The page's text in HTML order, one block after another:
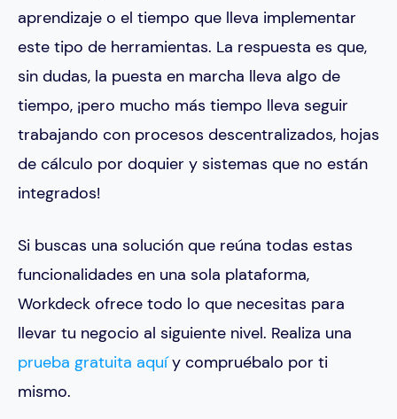
aprendizaje o el tiempo que lleva implementar
este tipo de herramientas. La respuesta es que,
sin dudas, la puesta en marcha lleva algo de
tiempo, ¡pero mucho más tiempo lleva seguir
trabajando con procesos descentralizados, hojas
de cálculo por doquier y sistemas que no están
integrados!
Si buscas una solución que reúna todas estas
funcionalidades en una sola plataforma,
Workdeck ofrece todo lo que necesitas para
llevar tu negocio al siguiente nivel. Realiza una
prueba gratuita aquíy compruébalo por ti
mismo.